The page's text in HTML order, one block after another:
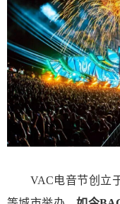
VAC电音节创立